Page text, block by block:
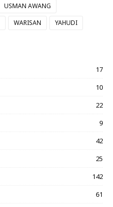
USMAN AWANG
WARISAN
YAHUDI
17
10
22
9
42
25
142
61